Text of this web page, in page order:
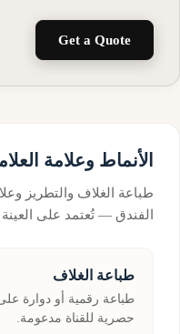
Get a Quote
الأنماط وعلامة
طباعة الغلاف والتطريز
الفندق — تُعتمد على العينة
طباعة الغلاف
طباعة رقمية أو دوارة
حصرية للقناة مدعومة.